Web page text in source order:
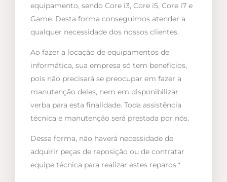
equipamento, sendo Core i3, Core i5, Core i7 e
Game. Desta forma conseguimos atender a
qualquer necessidade dos nossos clientes.
Ao fazer a locação de equipamentos de
informática, sua empresa só tem benefícios,
pois não precisará se preocupar em fazer a
manutenção deles, nem em disponibilizar
verba para esta finalidade. Toda assistência
técnica e manutenção será prestada por nós.
Dessa forma, não haverá necessidade de
adquirir peças de reposição ou de contratar
equipe técnica para realizar estes reparos.*